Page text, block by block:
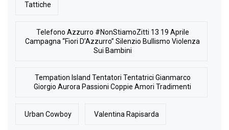
Tattiche
Telefono Azzurro #NonStiamoZitti 13 19 Aprile
Campagna “Fiori D’Azzurro” Silenzio Bullismo Violenza
Sui Bambini
Tempation Island Tentatori Tentatrici Gianmarco
Giorgio Aurora Passioni Coppie Amori Tradimenti
Urban Cowboy Valentina Rapisarda